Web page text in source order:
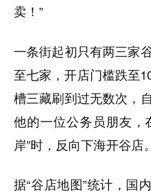
卖！”
一条街起初只有两三家
至七家，开店门槛跌
槽三藏刷到过无数次，
他的一位公务员朋友，
岸”时，反向下海开谷店。
据“谷店地图”统计，国